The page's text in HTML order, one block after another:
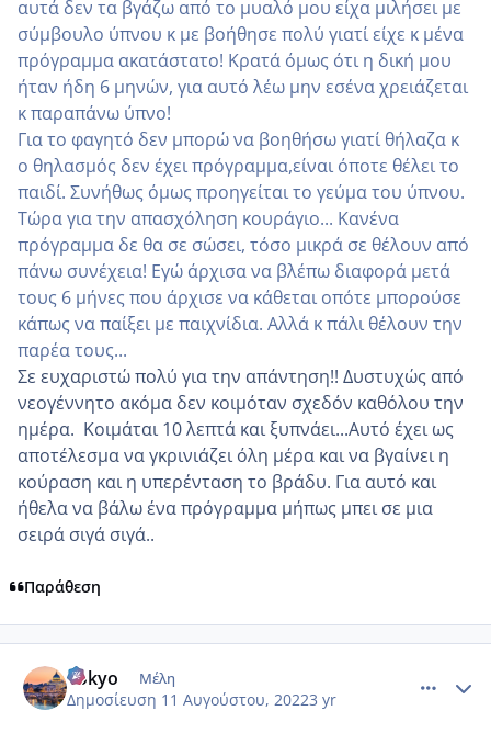
αυτά δεν τα βγάζω από το μυαλό μου είχα μιλήσει με
σύμβουλο ύπνου κ με βοήθησε πολύ γιατί είχε κ μένα
πρόγραμμα ακατάστατο! Κρατά όμως ότι η δική μου
ήταν ήδη 6 μηνών, για αυτό λέω μην εσένα χρειάζεται
κ παραπάνω ύπνο!
Για το φαγητό δεν μπορώ να βοηθήσω γιατί θήλαζα κ
ο θηλασμός δεν έχει πρόγραμμα,είναι όποτε θέλει το
παιδί. Συνήθως όμως προηγείται το γεύμα του ύπνου.
Τώρα για την απασχόληση κουράγιο... Κανένα
πρόγραμμα δε θα σε σώσει, τόσο μικρά σε θέλουν από
πάνω συνέχεια! Εγώ άρχισα να βλέπω διαφορά μετά
τους 6 μήνες που άρχισε να κάθεται οπότε μπορούσε
κάπως να παίξει με παιχνίδια. Αλλά κ πάλι θέλουν την
παρέα τους...
Σε ευχαριστώ πολύ για την απάντηση!! Δυστυχώς από
νεογέννητο ακόμα δεν κοιμόταν σχεδόν καθόλου την
ημέρα. Κοιμάται 10 λεπτά και ξυπνάει...Αυτό έχει ως
αποτέλεσμα να γκρινιάζει όλη μέρα και να βγαίνει η
κούραση και η υπερένταση το βράδυ. Για αυτό και
ήθελα να βάλω ένα πρόγραμμα μήπως μπει σε μια
σειρά σιγά σιγά..
Παράθεση
Tokyo Μέλη
Δημοσίευση 11 Αυγούστου, 20223 yr